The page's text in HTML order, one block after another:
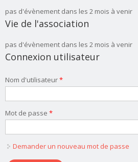
pas d'évènement dans les 2 mois à venir
Vie de l'association
pas d'évènement dans les 2 mois à venir
Connexion utilisateur
Nom d'utilisateur*
Mot de passe *
Demander un nouveau mot de passe